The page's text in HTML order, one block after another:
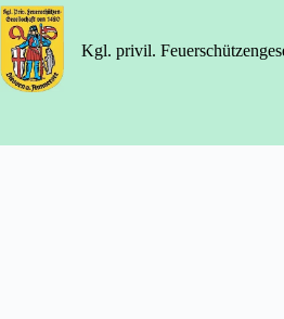
Zum
Inhalt
springen
Kgl. privil.